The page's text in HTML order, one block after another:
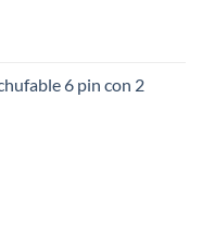
6 pin con 2